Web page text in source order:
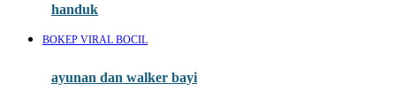
My Buddy Tag
handuk
BOKEP VIRAL BOCIL
ayunan dan walker bayi